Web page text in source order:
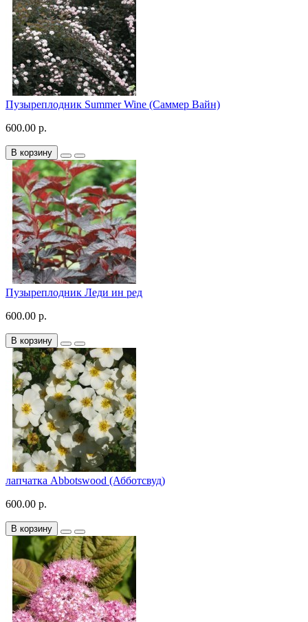
Пузыреплодник Summer Wine (Саммер Вайн)
600.00 р.
В корзину
Пузыреплодник Леди ин ред
600.00 р.
В корзину
лапчатка Abbotswood (Абботсвуд)
600.00 р.
В корзину